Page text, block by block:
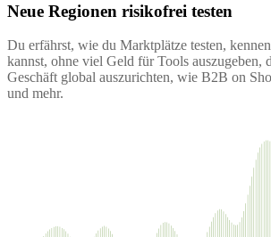
Neue Regionen risikofrei testen
Du erfährst, wie du Marktplätze testen,
kannst, ohne viel Geld für Tools auszugeben,
Geschäft global auszurichten, wie B2B on
und mehr.